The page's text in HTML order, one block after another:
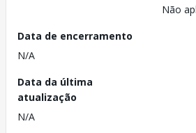
Não
Data de encerramento
N/A
Data da última
atualização
N/A